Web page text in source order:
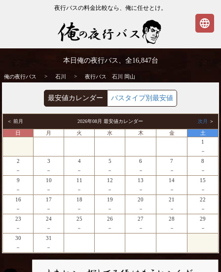
夜行バスの料金比較なら、俺に任せとけ。
夜行バス
本日俺の夜行バス、全16,847台
俺の夜行バス > 石川 > 夜行バス 石川 岡山
最安値カレンダー バスタイプ別最安値
＜ 前月 2026年08月 最安値カレンダー 次月 ＞
日 月 火 水 木 金
土
1
－
2
－
3
－
4
－
5
－
6
－
7
－
8
－
9
－
10
－
11
－
12
－
13
－
14
－
15
－
16
－
17
－
18
－
19
－
20
－
21
－
22
－
23
－
24
－
25
－
26
－
27
－
28
－
29
－
30
－
31
－
language